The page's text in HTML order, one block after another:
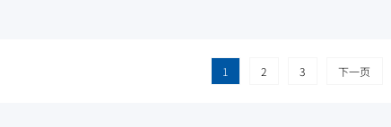
1 2 3 下一页